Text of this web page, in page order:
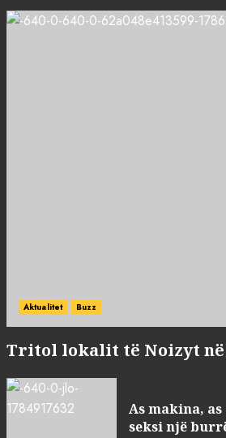
Aktualitet Buzz
Tritol lokalit të Noizyt
As makina,
seksi një